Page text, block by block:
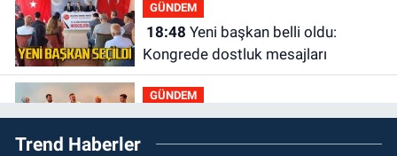
GÜNDEM
18:48
Kongrede dostluk mesajları
GÜNDEM
18:36AK Parti teşkilatları
toplanarak istişarede bulundu
Trend Haberler